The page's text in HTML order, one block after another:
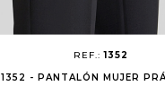
REF.:1352
1352 - PANTALÓN MUJER